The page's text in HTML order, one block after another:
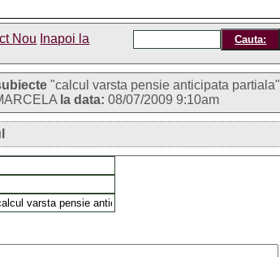
Nou Inapoi la
"calcul varsta pensie anticipata partiala"
la data: 08/07/2009 9:10am